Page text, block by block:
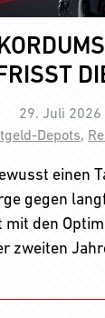
29. Juli 2026
Depots,
einen
gegen
mit den
zweiten